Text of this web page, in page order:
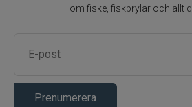
om fiske, fiskprylar och allt
Prenumerera